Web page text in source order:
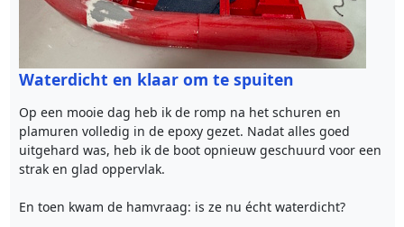
Waterdicht en klaar om te spuiten
Op een mooie dag heb ik de romp na het schuren en
plamuren volledig in de epoxy gezet. Nadat alles goed
uitgehard was, heb ik de boot opnieuw geschuurd voor een
strak en glad oppervlak.
En toen kwam de hamvraag: is ze nu écht waterdicht?